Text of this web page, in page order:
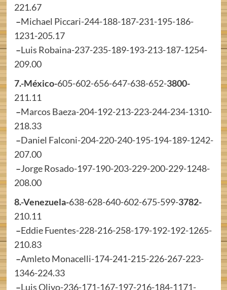
221.67
–Michael Piccari-244-188-187-231-195-186-
1231-205.17
–Luis Robaina-237-235-189-193-213-187-1254-
209.00
7.-México-605-602-656-647-638-652-3800-
211.11
–Marcos Baeza-204-192-213-223-244-234-1310-
218.33
–Daniel Falconi-204-220-240-195-194-189-1242-
207.00
–Jorge Rosado-197-190-203-229-200-229-1248-
208.00
8.-Venezuela-638-628-640-602-675-599-3782-
210.11
–Eddie Fuentes-228-216-258-179-192-192-1265-
210.83
–Amleto Monacelli-174-241-215-226-267-223-
1346-224.33
–Luis Olivo-236-171-167-197-216-184-1171-